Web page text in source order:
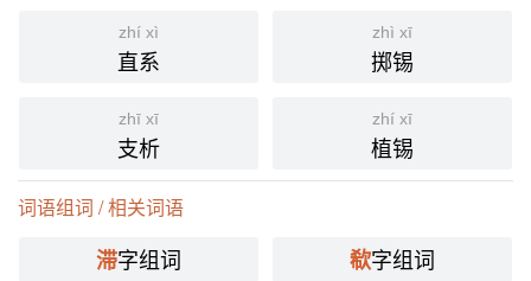
zhí xì
直系
zhì xī
掷锡
zhī xī
支析
zhí xī
植锡
词语组词 / 相关词语
滞字组词 欷字组词